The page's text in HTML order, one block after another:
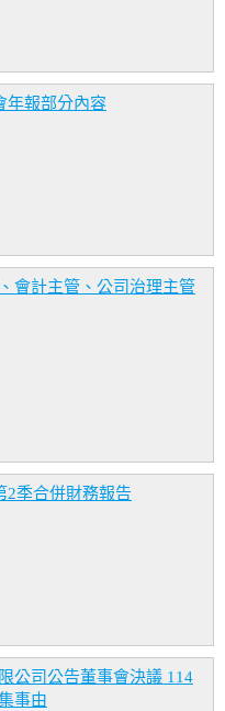
年報部分內容
會計主管、公司治理主管
2季合併財務報告
公司公告董事會決議 114
事由